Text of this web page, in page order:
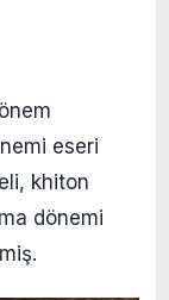
eseri
khiton
dönemi